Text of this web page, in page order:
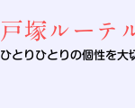
戸塚ルーテ
ひとりひとりの個性を大